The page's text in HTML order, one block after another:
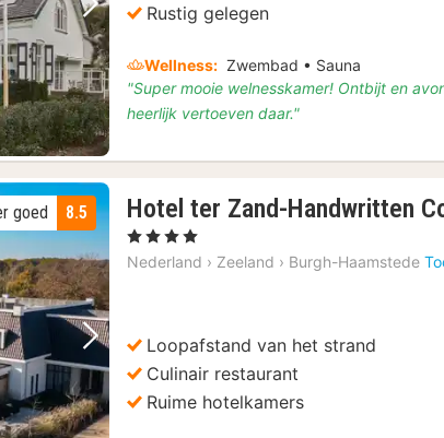
Volgende foto
Rustig gelegen
Wellness: Zwembad • Sauna
"Super mooie welnesskamer! Ontbijt en
heerlijk vertoeven daar."
Volgende foto
8.5
goed Hotel ter Zand-Handwritten
, 4 Sterren
Nederland › Zeeland › Burgh-Haamstede
Loopafstand van het strand
Culinair restaurant
Ruime hotelkamers